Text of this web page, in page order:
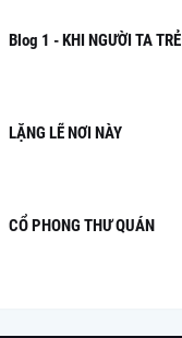
Blog 1 - KHI NGƯỜI TA TRẺ
LẶNG LẼ NƠI NÀY
CỔ PHONG THƯ QUÁN